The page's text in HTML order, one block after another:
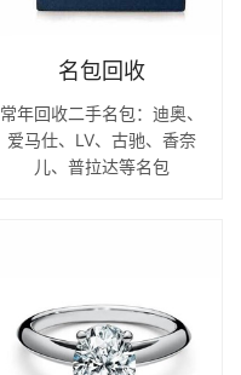
名包回收
常年回收二手名包：迪奥、
爱马仕、LV、古驰、香奈
儿、普拉达等名包